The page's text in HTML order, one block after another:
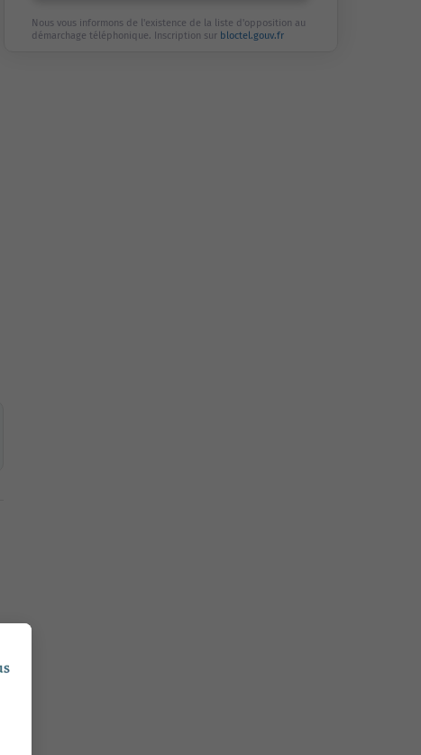
Nous vous informons de l'existence de la liste d'opposition au
démarchage téléphonique. Inscription sur bloctel.gouv.fr